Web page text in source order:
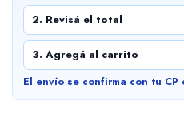
2. Revisá el total
3. Agregá al carrito
El envío se confirma con tu